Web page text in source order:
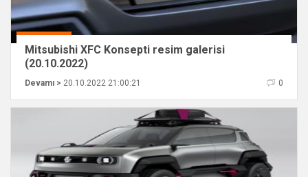
Mitsubishi XFC Konsepti resim galerisi
(20.10.2022)
Devamı > 20.10.2022 21:00:21 0